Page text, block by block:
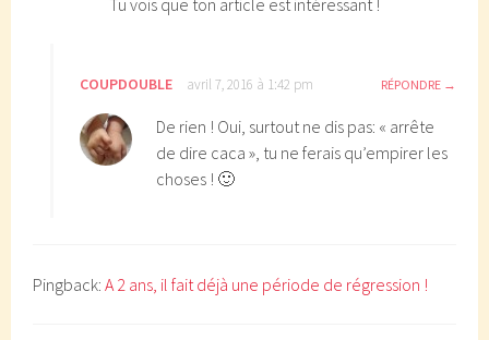
Tu vois que ton article est intéressant !
COUPDOUBLE avril 7, 2016 à 1:42 pm RÉPONDRE
De rien ! Oui, surtout ne dis pas: « arrête
de dire caca », tu ne ferais qu’empirer les
choses ! 🙂
Pingback:A 2 ans, il fait déjà une période de régression !